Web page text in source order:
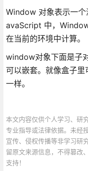
Window 对象表示一
avaScript 中，
在当前的环境中计算。
window对象下面是子
可以嵌套。就像盒子
一样。
本文内容仅供个人学习、研
专业指导或法律依据。未经
宣传、侵权传播等非学习研
留原文来源信息，不得篡改
支持！